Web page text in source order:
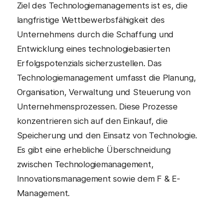
Ziel des Technologiemanagements ist es, die
langfristige Wettbewerbsfähigkeit des
Unternehmens durch die Schaffung und
Entwicklung eines technologiebasierten
Erfolgspotenzials sicherzustellen. Das
Technologiemanagement umfasst die Planung,
Organisation, Verwaltung und Steuerung von
Unternehmensprozessen. Diese Prozesse
konzentrieren sich auf den Einkauf, die
Speicherung und den Einsatz von Technologie.
Es gibt eine erhebliche Überschneidung
zwischen Technologiemanagement,
Innovationsmanagement sowie dem F & E-
Management.